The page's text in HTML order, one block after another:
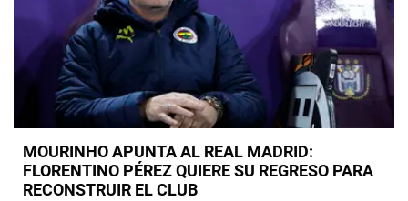
MOURINHO APUNTA AL REAL MADRID:
FLORENTINO PÉREZ QUIERE SU REGRESO PARA
RECONSTRUIR EL CLUB